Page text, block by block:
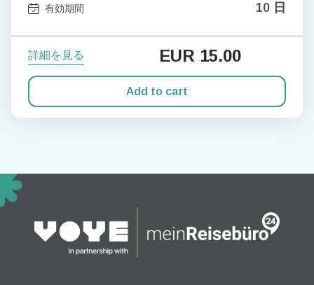
有効期間 10 日
詳細を見る EUR 15.00
Add to cart